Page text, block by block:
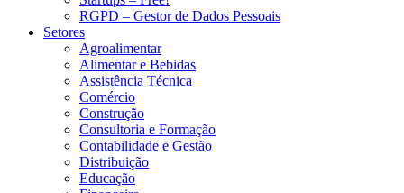
RGPD – Gestor de Dados Pessoais
Setores
Agroalimentar
Alimentar e Bebidas
Assistência Técnica
Comércio
Construção
Consultoria e Formação
Contabilidade e Gestão
Distribuição
Educação